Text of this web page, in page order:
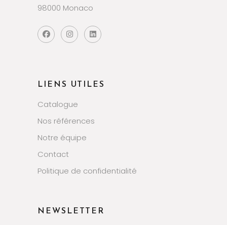
98000 Monaco
LIENS UTILES
Catalogue
Nos références
Notre équipe
Contact
Politique de confidentialité
NEWSLETTER